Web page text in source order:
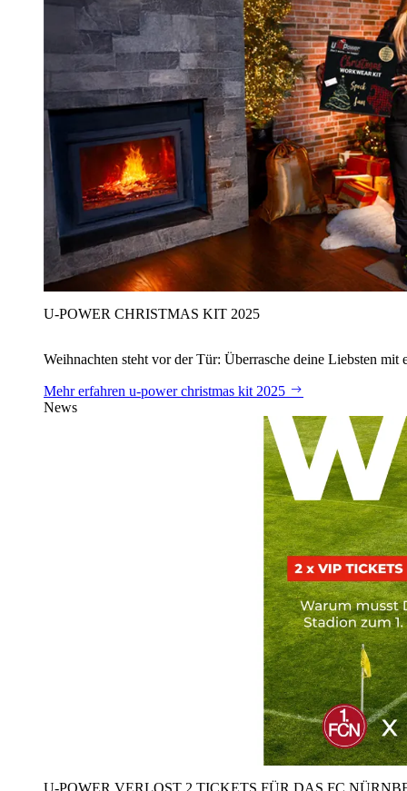
U‑POWER CHRISTMAS KIT 2025
Weihnachten steht vor der Tür: Überrasche deine Liebsten
Mehr erfahren u‑power christmas kit 2025
News
U‑POWER VERLOST 2 TICKETS FÜR DAS FC